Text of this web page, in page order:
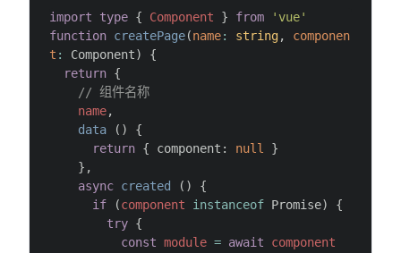
import type { Component } from 'vue'
function createPage(name: string, componen
t :
Component) {
  return
{
    // 组件名称
    name
,
    data
() {
      return
{ component: null
}
    },
    async
created
() {
      if
(component instanceof Promise) {
        try
{
          const
module = await component